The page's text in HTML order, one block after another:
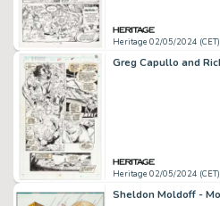
Heritage 02/05/2024 (CET)
Heritage 02/05/2024 (CET)